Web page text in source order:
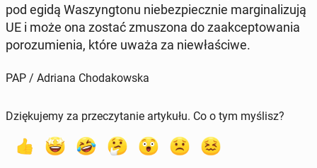
pod egidą Wa­szyng­to­nu nie­bez­piecz­nie mar­gi­na­li­zu­ją
UE i może ona zostać zmu­szo­na do za­ak­cep­to­wa­nia
po­ro­zu­mie­nia, które uważa za nie­wła­ści­we.
PAP / Adriana Chodakowska
Dziękujemy za przeczytanie artykułu. Co o tym myślisz?